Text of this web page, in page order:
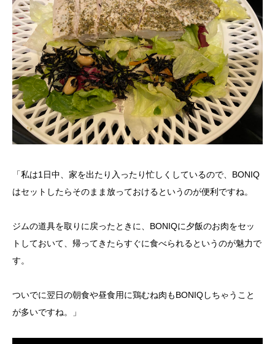
「私は1日中、家を出たり入ったり忙しくしているので、BONIQ
はセットしたらそのまま放っておけるというのが便利ですね。
ジムの道具を取りに戻ったときに、BONIQに夕飯のお肉をセッ
トしておいて、帰ってきたらすぐに食べられるというのが魅力で
す。
ついでに翌日の朝食や昼食用に鶏むね肉もBONIQしちゃうこと
が多いですね。」